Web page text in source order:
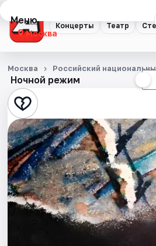
Концерты Театр
Меню
Москва
Концерты
Театр
Стендап
Выставки
Квесты
Экскурсии
Спорт
Ночной режим
Москва Российский